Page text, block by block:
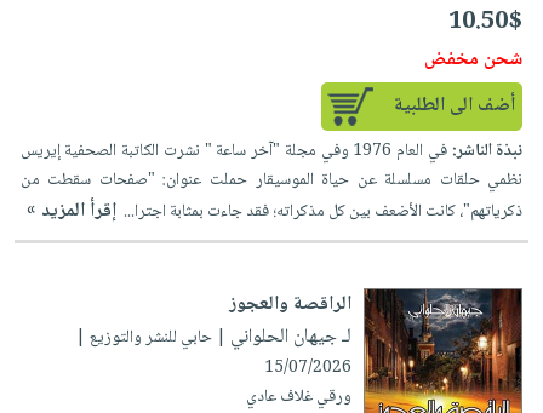
10.50$
شحن مخفض
أضف الى الطلبية
نبذة الناشر:
في العام 1976 وفي مجلة "آخر ساعة " نشرت الكاتبة الصحفية إيريس
نظمي حلقات مسلسلة عن حياة الموسيقار حملت عنوان: "صفحات سقطت من
ذكرياتهم"، كانت الأضعف بين كل مذكراته؛ فقد جاءت بمثابة اجترا... إقرأ المزيد »
الراقصة والعجوز
لـ جيهان الحلواني | حابي للنشر والتوزيع |
15/07/2026
ورقي غلاف عادي